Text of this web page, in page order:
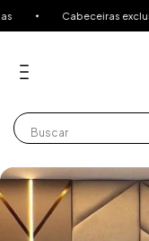
exclusivas - Design